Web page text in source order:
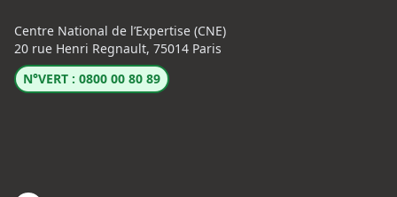
Centre National de l’Expertise (CNE)
20 rue Henri Regnault, 75014 Paris
N°VERT : 0800 00 80 89